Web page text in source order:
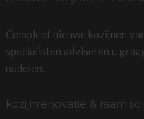
Compleet nieuwe kozijnen
specialisten adviseren u
nadelen.
kozijnrenovatie &